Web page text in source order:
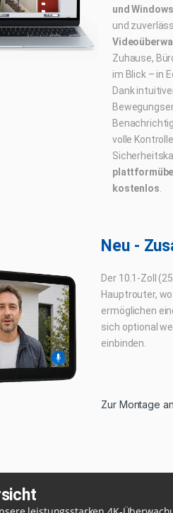
und Windows
und
Zuhause,
im Blick – in
Dank
volle
kostenlos
Neu -
Der 10.1-Zoll
Hauptrouter,
ermöglichen
sich optional
einbinden.
Zur Montage